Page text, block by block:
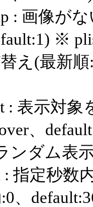
: 画像が
※
替え(最新
: 表示対
、
ンダム表
: 指定秒
、